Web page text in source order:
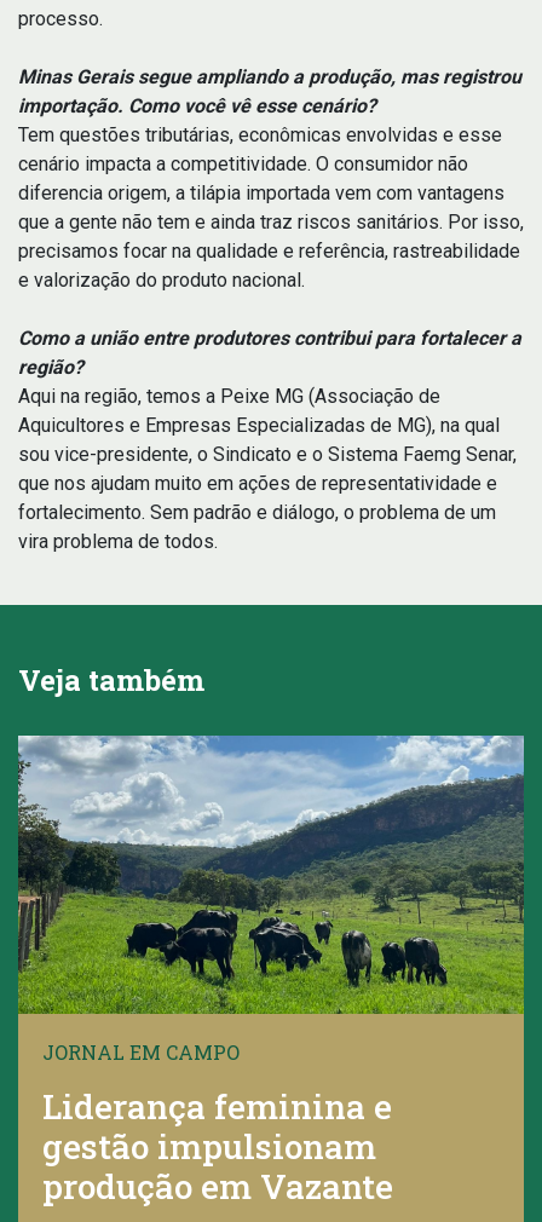
processo.
Minas Gerais segue ampliando a produção, mas registrou
importação. Como você vê esse cenário?
Tem questões tributárias, econômicas envolvidas e esse
cenário impacta a competitividade. O consumidor não
diferencia origem, a tilápia importada vem com vantagens
que a gente não tem e ainda traz riscos sanitários. Por isso,
precisamos focar na qualidade e referência, rastreabilidade
e valorização do produto nacional.
Como a união entre produtores contribui para fortalecer a
região?
Aqui na região, temos a Peixe MG (Associação de
Aquicultores e Empresas Especializadas de MG), na qual
sou vice-presidente, o Sindicato e o Sistema Faemg Senar,
que nos ajudam muito em ações de representatividade e
fortalecimento. Sem padrão e diálogo, o problema de um
vira problema de todos.
Veja também
JORNAL EM CAMPO
Liderança feminina e
gestão impulsionam
produção em Vazante